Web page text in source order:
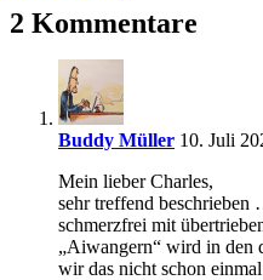
2 Kommentare
Buddy Müller 10. Juli
Mein lieber Charles,
sehr treffend
schmerzfrei mit
„Aiwangern“ wird in den
wir das nicht schon